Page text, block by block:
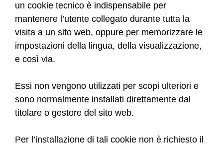
un cookie tecnico è indispensabile per
mantenere l’utente collegato durante tutta la
visita a un sito web, oppure per memorizzare le
impostazioni della lingua, della visualizzazione,
e così via.
Essi non vengono utilizzati per scopi ulteriori e
sono normalmente installati direttamente dal
titolare o gestore del sito web.
Per l’installazione di tali cookie non è richiesto il